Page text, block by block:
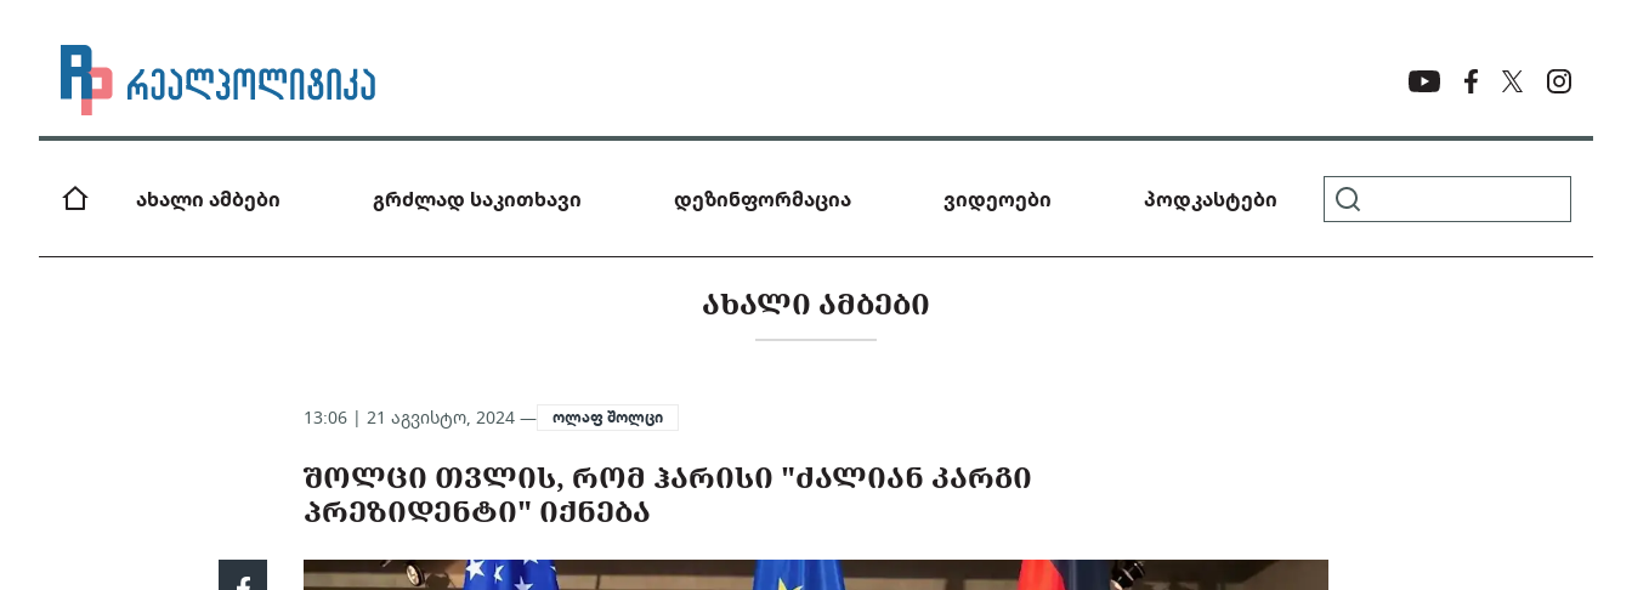
ახალი ამბები გრძლად საკითხავი დეზინფორმაცია ვიდეოები პოდკასტები
ᲐᲮᲐᲚᲘ ᲐᲛᲑᲔᲑᲘ
13:06 | 21 აგვისტო, 2024 — ოლაფ შოლცი
ᲨᲝᲚᲪᲘ ᲗᲕᲚᲘᲡ, ᲠᲝᲛ ᲰᲐᲠᲘᲡᲘ "ᲫᲐᲚᲘᲐᲜ ᲙᲐᲠᲒᲘ
ᲞᲠᲔᲖᲘᲓᲔᲜᲢᲘ" ᲘᲥᲜᲔᲑᲐ